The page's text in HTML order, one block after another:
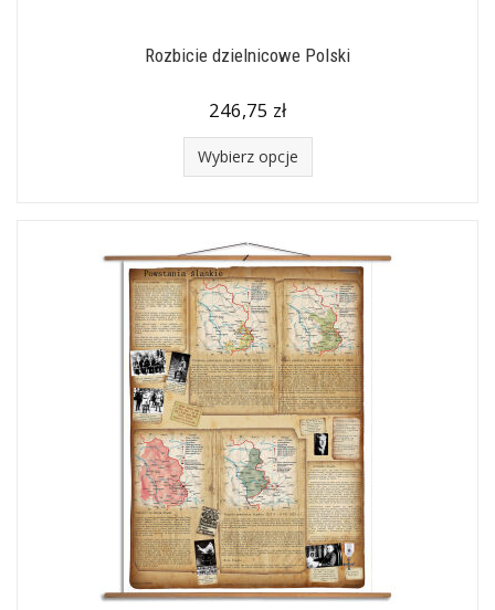
Rozbicie dzielnicowe Polski
246,75 zł
Wybierz opcje